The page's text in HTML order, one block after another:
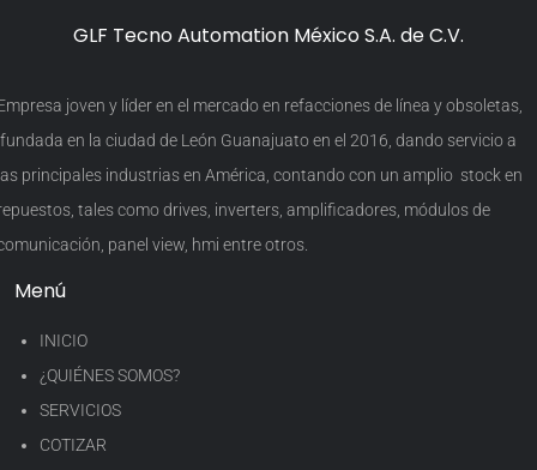
GLF Tecno Automation México S.A. de C.V.
joven y líder en el mercado en refacciones de línea y obsoletas,
en la ciudad de León Guanajuato en el 2016, dando servicio a
principales industrias en América, contando con un amplio stock en
tales como drives, inverters, amplificadores, módulos de
panel view, hmi entre otros.
Menú
INICIO
¿QUIÉNES SOMOS?
SERVICIOS
COTIZAR